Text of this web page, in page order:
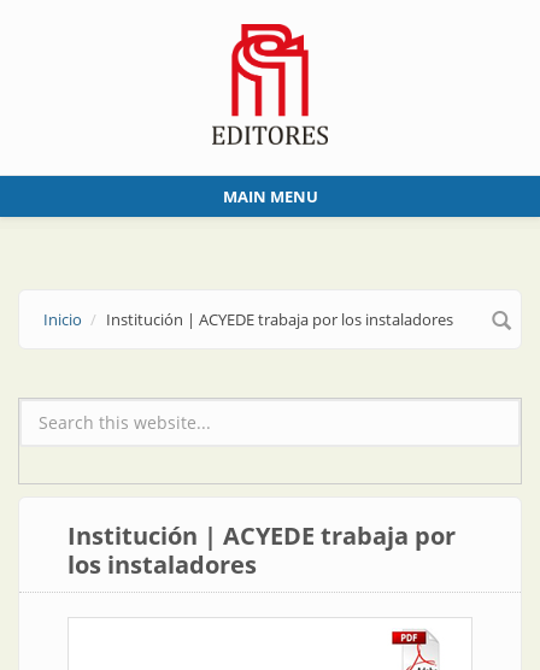
MAIN MENU
Inicio Institución | ACYEDE trabaja por los instaladores
Formulario de búsqueda
Institución | ACYEDE trabaja por
los instaladores